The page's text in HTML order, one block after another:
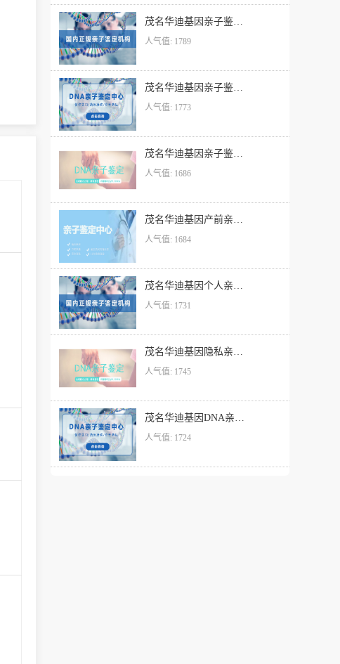
茂名华迪基因亲子鉴定服务网点
人气值: 1789
茂名华迪基因亲子鉴定便民服务处
人气值: 1773
茂名华迪基因亲子鉴定DNA机构
人气值: 1686
茂名华迪基因产前亲子鉴定检测公司
人气值: 1684
茂名华迪基因个人亲子鉴定中心
人气值: 1731
茂名华迪基因隐私亲子鉴定机构
人气值: 1745
茂名华迪基因DNA亲子关系鉴定中心
人气值: 1724